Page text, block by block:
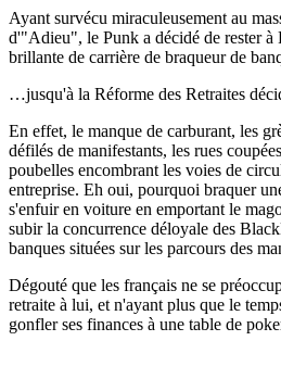
Ayant survécu miraculeusement au
d'"Adieu", le Punk a décidé de rester à
brillante de carrière de braqueur de
…jusqu'à la Réforme des Retraites
En effet, le manque de carburant, les
défilés de manifestants, les rues
poubelles encombrant les voies de
entreprise. Eh oui, pourquoi braquer
s'enfuir en voiture en emportant le
subir la concurrence déloyale des
banques situées sur les parcours des
Dégouté que les français ne se
retraite à lui, et n'ayant plus que le
gonfler ses finances à une table de